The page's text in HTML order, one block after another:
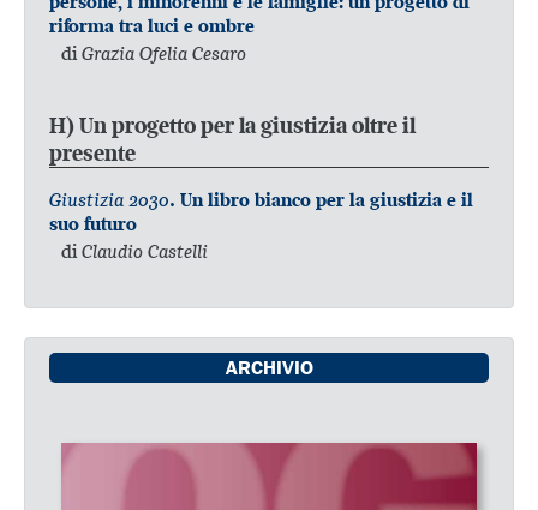
riforma tra luci e ombre
di Grazia Ofelia Cesaro
H) Un progetto per la giustizia oltre il
presente
Giustizia 2030. Un libro bianco per la giustizia e il
suo futuro
di Claudio Castelli
ARCHIVIO